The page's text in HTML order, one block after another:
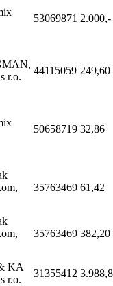
53069871 2.000,-
r.o.
44115059 249,60
50658719 32,86
35763469 61,42
35763469 382,20
KA
r.o.
31355412